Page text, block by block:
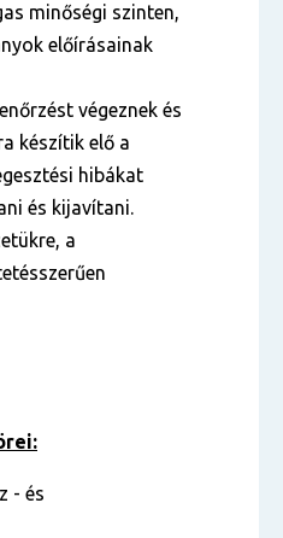
minőségi szinten,
előírásainak
végeznek és
készítik elő a
hibákat
és kijavítani.
a
- és